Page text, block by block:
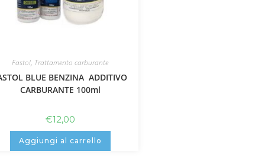
Fastol, Trattamento carburante
BLUE BENZINA ADDITIVO
CARBURANTE 100ml
€12,00
Aggiungi al carrello